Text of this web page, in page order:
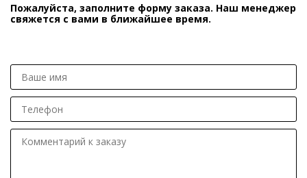
Пожалуйста, заполните форму заказа. Наш менеджер
свяжется с вами в ближайшее время.